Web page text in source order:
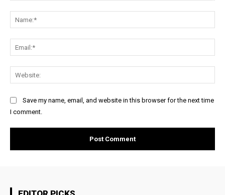
Save my name, email, and website in this browser for the next time
I comment.